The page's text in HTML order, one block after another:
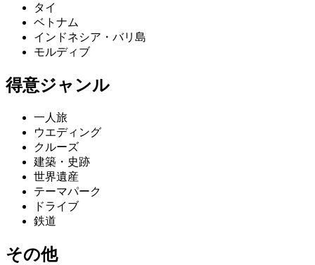
タイ
ベトナム
インドネシア・バリ島
モルディブ
得意ジャンル
一人旅
ウエディング
クルーズ
建築・史跡
世界遺産
テーマパーク
ドライブ
鉄道
その他